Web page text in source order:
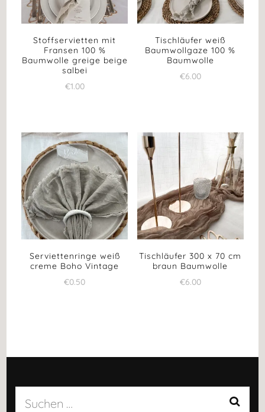
Stoffservietten mit
Fransen 100 %
Baumwolle greige beige
salbei
€1.00
Tischläufer weiß
Baumwollgaze 100 %
Baumwolle
€6.00
Serviettenringe weiß
creme Boho Vintage
€0.50
Tischläufer 300 x 70 cm
braun Baumwolle
€6.00
Suchen